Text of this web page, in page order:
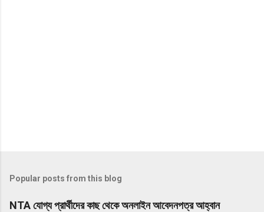
Popular posts from this blog
NTA যোগ্য প্রার্থীদের কাছ থেকে অনলাইন আবেদনপত্র আহ্বান